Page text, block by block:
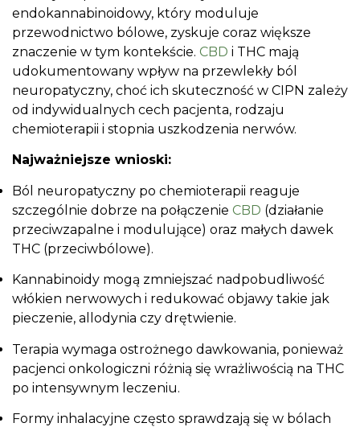
endokannabinoidowy, który moduluje
przewodnictwo bólowe, zyskuje coraz większe
znaczenie w tym kontekście. CBD i THC mają
udokumentowany wpływ na przewlekły ból
neuropatyczny, choć ich skuteczność w CIPN zależy
od indywidualnych cech pacjenta, rodzaju
chemioterapii i stopnia uszkodzenia nerwów.
Najważniejsze wnioski:
Ból neuropatyczny po chemioterapii reaguje
szczególnie dobrze na połączenie CBD (działanie
przeciwzapalne i modulujące) oraz małych dawek
THC (przeciwbólowe).
Kannabinoidy mogą zmniejszać nadpobudliwość
włókien nerwowych i redukować objawy takie jak
pieczenie, allodynia czy drętwienie.
Terapia wymaga ostrożnego dawkowania, ponieważ
pacjenci onkologiczni różnią się wrażliwością na THC
po intensywnym leczeniu.
Formy inhalacyjne często sprawdzają się w bólach